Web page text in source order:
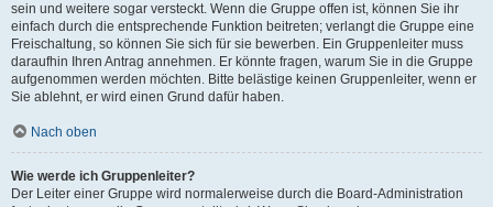
sein und weitere sogar versteckt. Wenn die Gruppe offen ist, können Sie ihr
einfach durch die entsprechende Funktion beitreten; verlangt die Gruppe eine
Freischaltung, so können Sie sich für sie bewerben. Ein Gruppenleiter muss
daraufhin Ihren Antrag annehmen. Er könnte fragen, warum Sie in die Gruppe
aufgenommen werden möchten. Bitte belästige keinen Gruppenleiter, wenn er
Sie ablehnt, er wird einen Grund dafür haben.
Nach oben
Wie werde ich Gruppenleiter?
Der Leiter einer Gruppe wird normalerweise durch die Board-Administration